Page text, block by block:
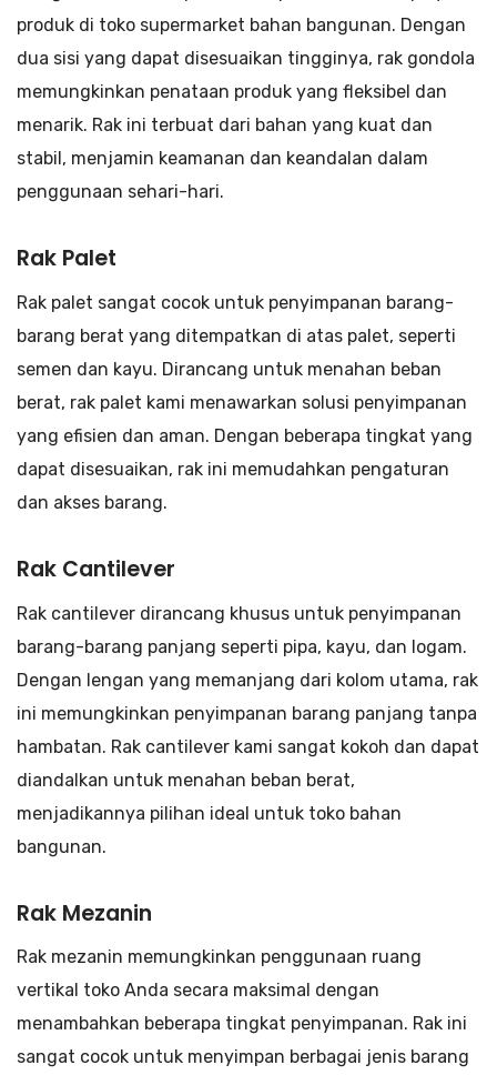
produk di toko supermarket bahan bangunan. Dengan
dua sisi yang dapat disesuaikan tingginya, rak gondola
memungkinkan penataan produk yang fleksibel dan
menarik. Rak ini terbuat dari bahan yang kuat dan
stabil, menjamin keamanan dan keandalan dalam
penggunaan sehari-hari.
Rak Palet
Rak palet sangat cocok untuk penyimpanan barang-
barang berat yang ditempatkan di atas palet, seperti
semen dan kayu. Dirancang untuk menahan beban
berat, rak palet kami menawarkan solusi penyimpanan
yang efisien dan aman. Dengan beberapa tingkat yang
dapat disesuaikan, rak ini memudahkan pengaturan
dan akses barang.
Rak Cantilever
Rak cantilever dirancang khusus untuk penyimpanan
barang-barang panjang seperti pipa, kayu, dan logam.
Dengan lengan yang memanjang dari kolom utama, rak
ini memungkinkan penyimpanan barang panjang tanpa
hambatan. Rak cantilever kami sangat kokoh dan dapat
diandalkan untuk menahan beban berat,
menjadikannya pilihan ideal untuk toko bahan
bangunan.
Rak Mezanin
Rak mezanin memungkinkan penggunaan ruang
vertikal toko Anda secara maksimal dengan
menambahkan beberapa tingkat penyimpanan. Rak ini
sangat cocok untuk menyimpan berbagai jenis barang